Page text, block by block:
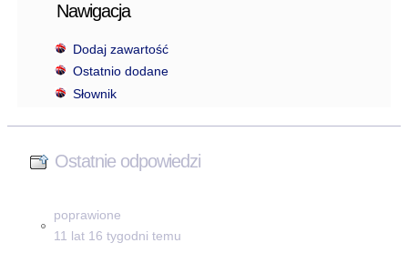
Nawigacja
Dodaj zawartość
Ostatnio dodane
Słownik
Ostatnie odpowiedzi
poprawione
11 lat 16 tygodni temu